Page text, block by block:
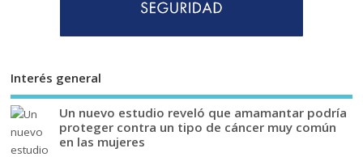
Interés general
Un nuevo estudio reveló que amamantar podría
proteger contra un tipo de cáncer muy común
en las mujeres